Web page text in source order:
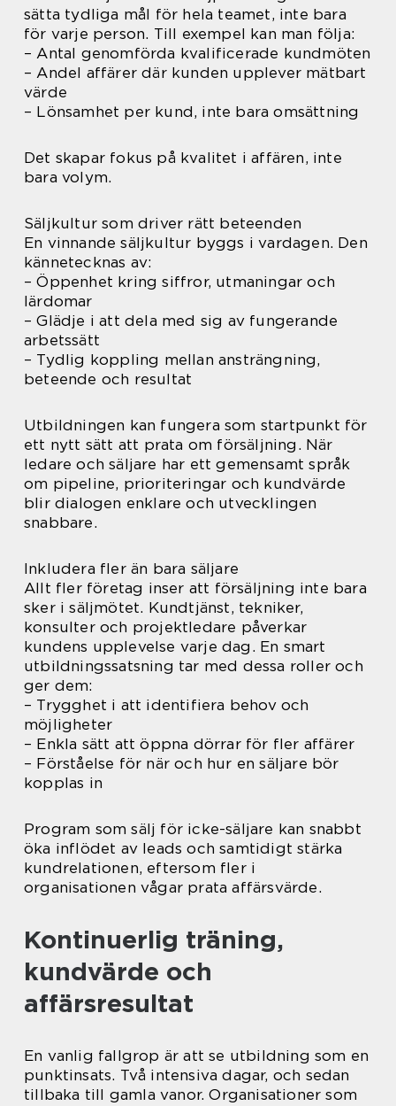
sätta tydliga mål för hela teamet, inte bara
för varje person. Till exempel kan man följa:
– Antal genomförda kvalificerade kundmöten
– Andel affärer där kunden upplever mätbart
värde
– Lönsamhet per kund, inte bara omsättning
Det skapar fokus på kvalitet i affären, inte
bara volym.
Säljkultur som driver rätt beteenden
En vinnande säljkultur byggs i vardagen. Den
kännetecknas av:
– Öppenhet kring siffror, utmaningar och
lärdomar
– Glädje i att dela med sig av fungerande
arbetssätt
– Tydlig koppling mellan ansträngning,
beteende och resultat
Utbildningen kan fungera som startpunkt för
ett nytt sätt att prata om försäljning. När
ledare och säljare har ett gemensamt språk
om pipeline, prioriteringar och kundvärde
blir dialogen enklare och utvecklingen
snabbare.
Inkludera fler än bara säljare
Allt fler företag inser att försäljning inte bara
sker i säljmötet. Kundtjänst, tekniker,
konsulter och projektledare påverkar
kundens upplevelse varje dag. En smart
utbildningssatsning tar med dessa roller och
ger dem:
– Trygghet i att identifiera behov och
möjligheter
– Enkla sätt att öppna dörrar för fler affärer
– Förståelse för när och hur en säljare bör
kopplas in
Program som sälj för icke-säljare kan snabbt
öka inflödet av leads och samtidigt stärka
kundrelationen, eftersom fler i
organisationen vågar prata affärsvärde.
Kontinuerlig träning,
kundvärde och
affärsresultat
En vanlig fallgrop är att se utbildning som en
punktinsats. Två intensiva dagar, och sedan
tillbaka till gamla vanor. Organisationer som